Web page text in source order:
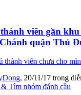
viên gần
quận Thủ
thành viên chưa cho
, 20/11/17 trong
Tìm nhóm đánh cầu